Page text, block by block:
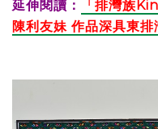
延伸閱讀：
「排灣族
陳利友妹 作品深具東